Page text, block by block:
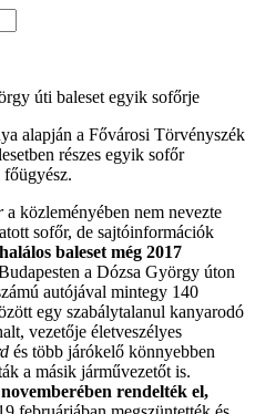
úti baleset egyik sofőrje
alapján a Fővárosi Törvényszék
részes egyik sofőr
a közleményében nem nevezte
sofőr, de sajtóinformációk
baleset még 2017
a Dózsa György úton
autójával mintegy 140
egy szabálytalanul kanyarodó
vezetője életveszélyes
és több járókelő könnyebben
a másik járművezetőt is.
rendelték el,